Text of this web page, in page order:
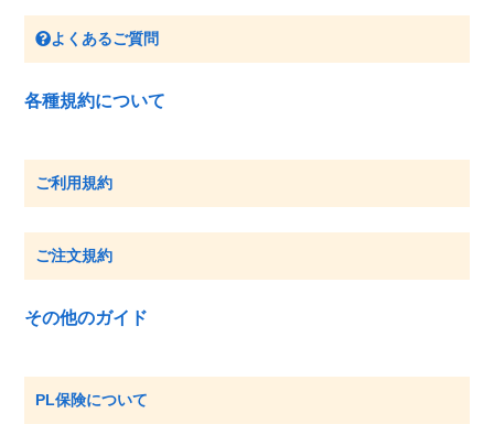
よくあるご質問
各種規約について
ご利用規約
ご注文規約
その他のガイド
PL保険について